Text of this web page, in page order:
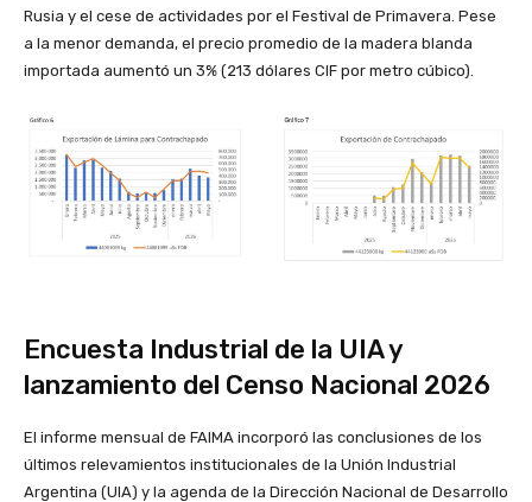
Rusia y el cese de actividades por el Festival de Primavera. Pese
a la menor demanda, el precio promedio de la madera blanda
importada aumentó un 3% (213 dólares CIF por metro cúbico).
Encuesta Industrial de la UIA y
lanzamiento del Censo Nacional 2026
El informe mensual de FAIMA incorporó las conclusiones de los
últimos relevamientos institucionales de la Unión Industrial
Argentina (UIA) y la agenda de la Dirección Nacional de Desarrollo